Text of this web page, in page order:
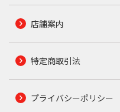
店舗案内
特定商取引法
プライバシーポリシー